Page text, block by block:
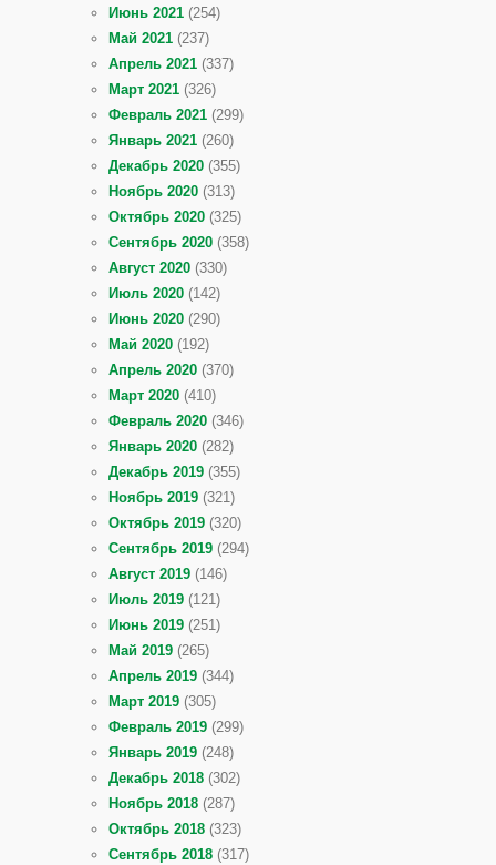
Июнь 2021 (254)
Май 2021 (237)
Апрель 2021 (337)
Март 2021 (326)
Февраль 2021 (299)
Январь 2021 (260)
Декабрь 2020 (355)
Ноябрь 2020 (313)
Октябрь 2020 (325)
Сентябрь 2020 (358)
Август 2020 (330)
Июль 2020 (142)
Июнь 2020 (290)
Май 2020 (192)
Апрель 2020 (370)
Март 2020 (410)
Февраль 2020 (346)
Январь 2020 (282)
Декабрь 2019 (355)
Ноябрь 2019 (321)
Октябрь 2019 (320)
Сентябрь 2019 (294)
Август 2019 (146)
Июль 2019 (121)
Июнь 2019 (251)
Май 2019 (265)
Апрель 2019 (344)
Март 2019 (305)
Февраль 2019 (299)
Январь 2019 (248)
Декабрь 2018 (302)
Ноябрь 2018 (287)
Октябрь 2018 (323)
Сентябрь 2018 (317)